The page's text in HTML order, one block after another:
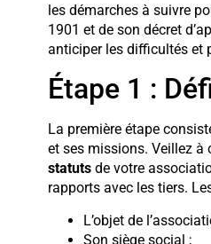
les démarches à suivre
1901 et de son décret
anticiper les difficultés et
Étape 1 :
La première étape
et ses missions. Veillez à
statutsde votre
rapports avec les tiers.
L’objet de
Son siège social ;